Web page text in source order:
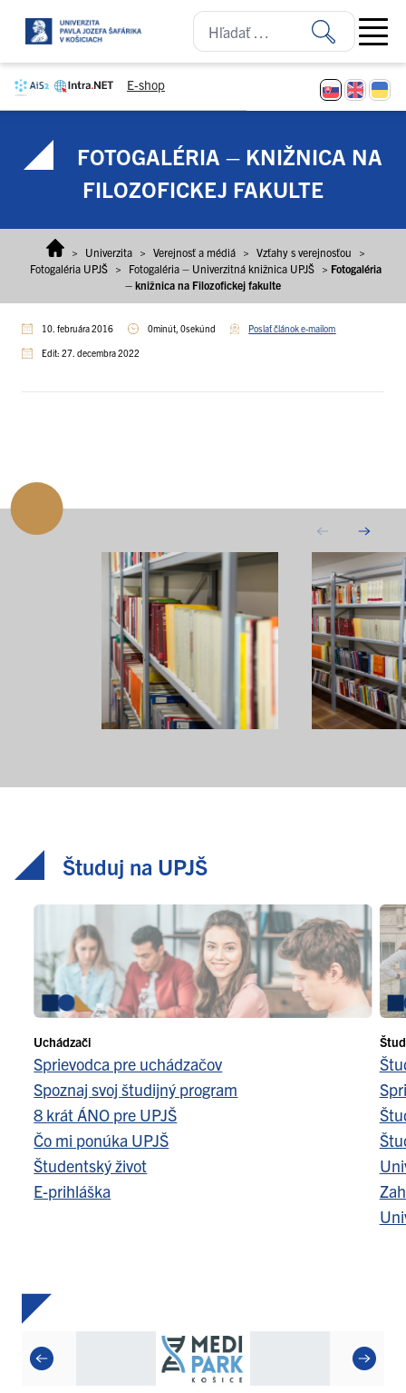
E-shop
Open
FOTOGALÉRIA – KNIŽNICA NA
FILOZOFICKEJ FAKULTE
> Univerzita > Verejnosť a médiá > Vzťahy s verejnosťou
>
Fotogaléria UPJŠ
> Fotogaléria – Univerzitná knižnica UPJŠ > Fotogaléria
– knižnica na Filozofickej fakulte
10. februára 2016 0minút, 0sekúnd Poslať článok e-mailom
Edit: 27. decembra 2022
Študuj na UPJŠ
Uchádzači
Sprievodca pre uchádzačov
Spoznaj svoj študijný program
8 krát ÁNO pre UPJŠ
Čo mi ponúka UPJŠ
Študentský život
E-prihláška